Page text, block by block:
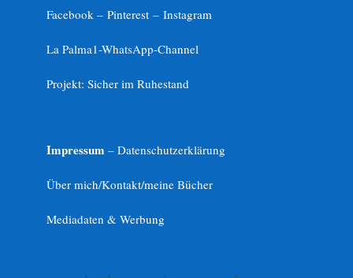
Facebook – Pinterest – Instagram
La Palma1-WhatsApp-Channel
Projekt: Sicher im Ruhestand
Impressum – Datenschutzerklärung
Über mich/Kontakt/meine Bücher
Mediadaten & Werbung